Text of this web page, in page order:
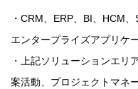
・CRM、ERP、BI、HCM
エンタープライズアプリケ
・上記ソリューションエリ
案活動、プロジェクトマネ